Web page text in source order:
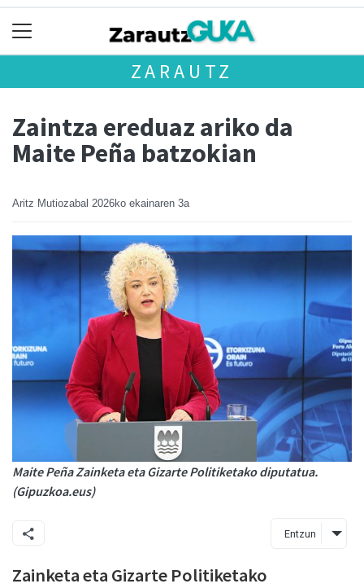
ZARAUTZ
Zaintza ereduaz ariko da
Maite Peña batzokian
Aritz Mutiozabal 2026ko ekainaren 3a
Maite Peña Zainketa eta Gizarte Politiketako diputatua.
(Gipuzkoa.eus)
Entzun
Zainketa eta Gizarte Politiketako